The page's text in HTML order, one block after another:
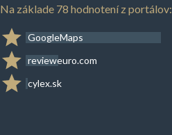
Na základe 78 hodnotení z portálov:
GoogleMaps
revieweuro.com
cylex.sk